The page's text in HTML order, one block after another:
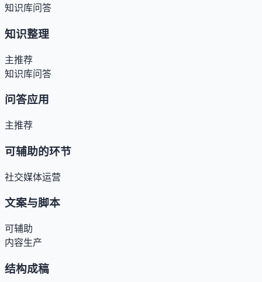
知识库问答
知识整理
主推荐
知识库问答
问答应用
主推荐
可辅助的环节
社交媒体运营
文案与脚本
可辅助
内容生产
结构成稿